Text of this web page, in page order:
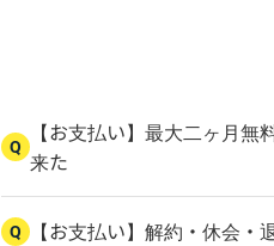
Q
【お支払い】最大二ヶ月
来た
Q 【お支払い】解約・休会・